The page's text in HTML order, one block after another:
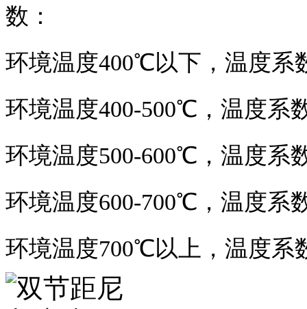
数：
环境温度400℃以下，温度系
环境温度400-500℃，温度系
环境温度500-600℃，温度系
环境温度600-700℃，温度系
环境温度700℃以上，温度系